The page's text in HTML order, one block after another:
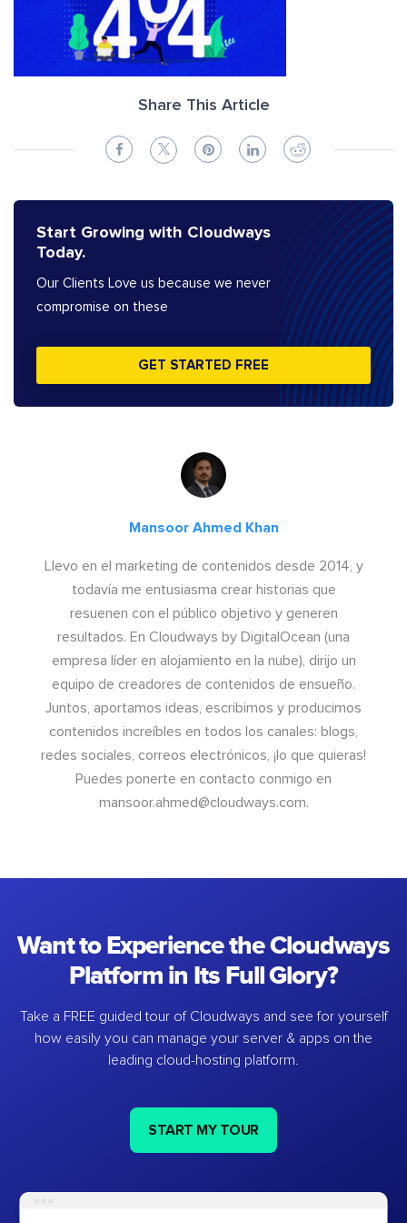
Share This Article
Start Growing with Cloudways
Today.
Our Clients Love us because we never
compromise on these
GET STARTED FREE
Mansoor Ahmed Khan
Llevo en el marketing de contenidos desde 2014, y
todavía me entusiasma crear historias que
resuenen con el público objetivo y generen
resultados. En Cloudways by DigitalOcean (una
empresa líder en alojamiento en la nube), dirijo un
equipo de creadores de contenidos de ensueño.
Juntos, aportamos ideas, escribimos y producimos
contenidos increíbles en todos los canales: blogs,
redes sociales, correos electrónicos, ¡lo que quieras!
Puedes ponerte en contacto conmigo en
mansoor.ahmed@cloudways.com.
Want to Experience the Cloudways
Platform in Its Full Glory?
Take a FREE guided tour of Cloudways and see for yourself
how easily you can manage your server & apps on the
leading cloud-hosting platform.
START MY TOUR